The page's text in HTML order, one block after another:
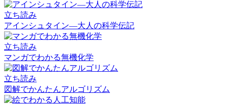
立ち読み
アインシュタイン―大人の科学伝記
立ち読み
マンガでわかる無機化学
立ち読み
図解でかんたんアルゴリズム